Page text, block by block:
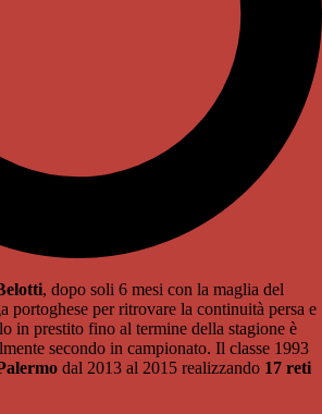
, dopo soli 6 mesi con la maglia del
portoghese per ritrovare la continuità persa e
in prestito fino al termine della stagione è
secondo in campionato. Il classe 1993
dal 2013 al 2015 realizzando 17 reti